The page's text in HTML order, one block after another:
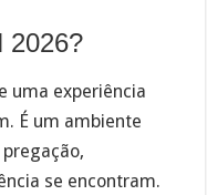
2026?
uma experiência
É um ambiente
se encontram.